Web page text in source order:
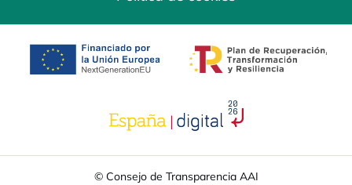
se abre en una pestaña nuevase abre en una
se abre en una pestaña
© Consejo de Transparencia AAI